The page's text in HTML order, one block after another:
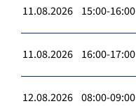
11.08.2026 15:00-16:00
11.08.2026 16:00-17:00
12.08.2026 08:00-09:00